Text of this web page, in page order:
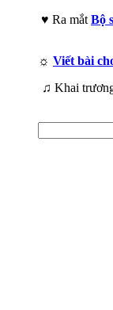
♥ Ra mắt Bộ
☼ Viết bài
♫ Khai